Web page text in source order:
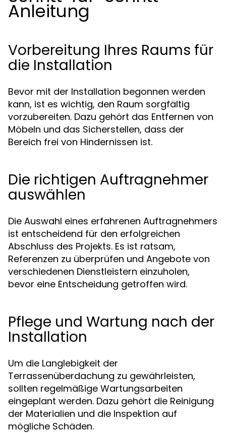
Anleitung
Vorbereitung Ihres Raums für
die Installation
Bevor mit der Installation begonnen werden
kann, ist es wichtig, den Raum sorgfältig
vorzubereiten. Dazu gehört das Entfernen von
Möbeln und das Sicherstellen, dass der
Bereich frei von Hindernissen ist.
Die richtigen Auftragnehmer
auswählen
Die Auswahl eines erfahrenen Auftragnehmers
ist entscheidend für den erfolgreichen
Abschluss des Projekts. Es ist ratsam,
Referenzen zu überprüfen und Angebote von
verschiedenen Dienstleistern einzuholen,
bevor eine Entscheidung getroffen wird.
Pflege und Wartung nach der
Installation
Um die Langlebigkeit der
Terrassenüberdachung zu gewährleisten,
sollten regelmäßige Wartungsarbeiten
eingeplant werden. Dazu gehört die Reinigung
der Materialien und die Inspektion auf
mögliche Schäden.